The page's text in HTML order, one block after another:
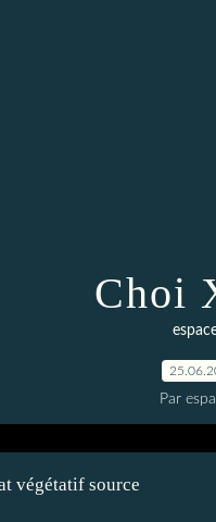
Choi
Par
végétatif source